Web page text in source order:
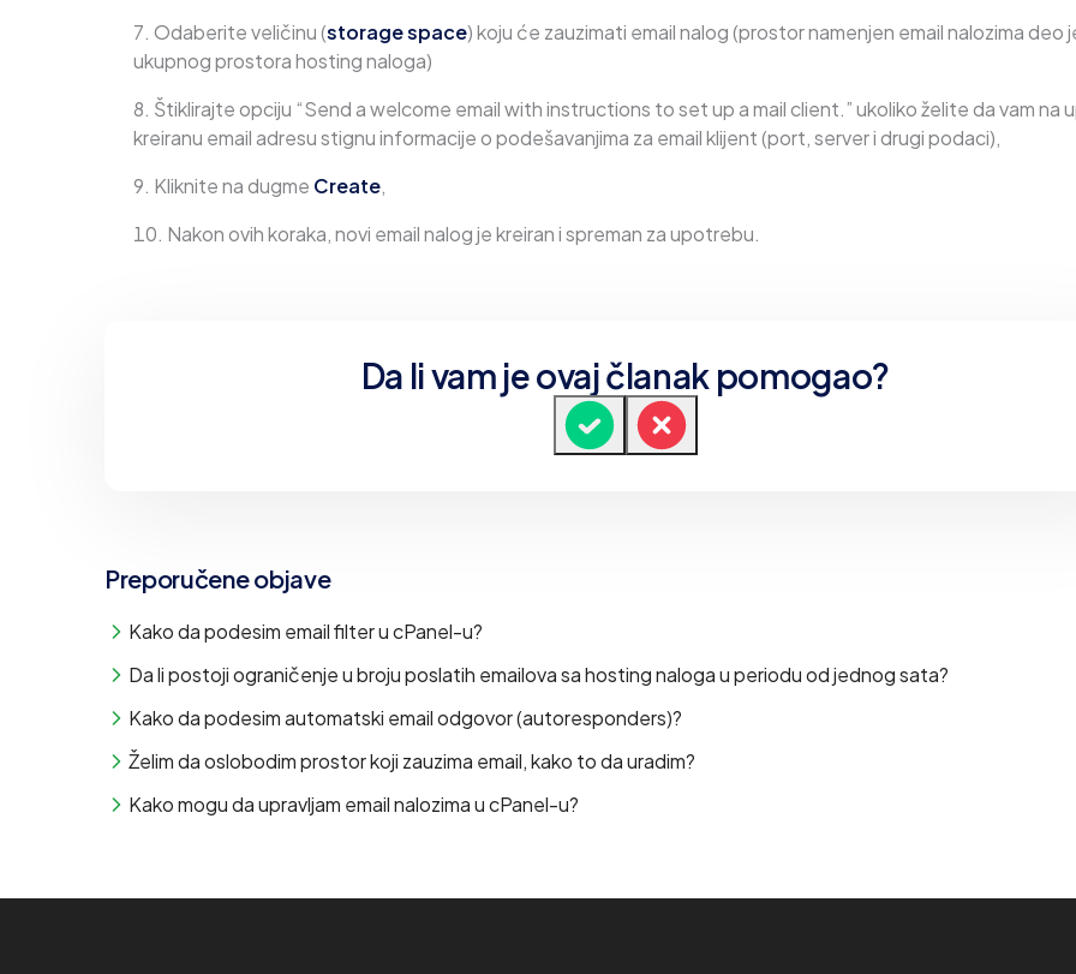
Odaberite veličinu (storage space) koju će zauzimati email nalog (prostor namenjen email nalozima deo
ukupnog prostora hosting naloga)
Štiklirajte opciju “Send a welcome email with instructions to set up a mail client.” ukoliko želite da vam na
kreiranu email adresu stignu informacije o podešavanjima za email klijent (port, server i drugi podaci),
Kliknite na dugme Create,
Nakon ovih koraka, novi email nalog je kreiran i spreman za upotrebu.
Da li vam je ovaj članak pomogao?
Preporučene objave
Kako da podesim email filter u cPanel-u?
Da li postoji ograničenje u broju poslatih emailova sa hosting naloga u periodu od jednog sata?
Kako da podesim automatski email odgovor (autoresponders)?
Želim da oslobodim prostor koji zauzima email, kako to da uradim?
Kako mogu da upravljam email nalozima u cPanel-u?